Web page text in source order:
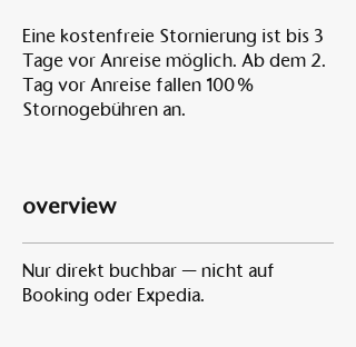
Eine kostenfreie Stornierung ist bis 3
Tage vor Anreise möglich. Ab dem 2.
Tag vor Anreise fallen 100 %
Stornogebühren an.
overview
Nur direkt buchbar — nicht auf
Booking oder Expedia.